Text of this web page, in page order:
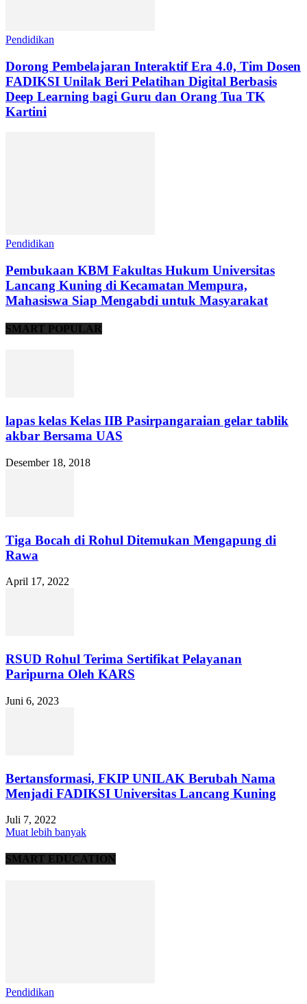
Pendidikan
Dorong Pembelajaran Interaktif Era 4.0, Tim Dosen
FADIKSI Unilak Beri Pelatihan Digital Berbasis
Deep Learning bagi Guru dan Orang Tua TK
Kartini
Pendidikan
Pembukaan KBM Fakultas Hukum Universitas
Lancang Kuning di Kecamatan Mempura,
Mahasiswa Siap Mengabdi untuk Masyarakat
SMART POPULAR
lapas kelas Kelas IIB Pasirpangaraian gelar tablik
akbar Bersama UAS
Desember 18, 2018
Tiga Bocah di Rohul Ditemukan Mengapung di
Rawa
April 17, 2022
RSUD Rohul Terima Sertifikat Pelayanan
Paripurna Oleh KARS
Juni 6, 2023
Bertansformasi, FKIP UNILAK Berubah Nama
Menjadi FADIKSI Universitas Lancang Kuning
Juli 7, 2022
Muat lebih banyak
SMART EDUCATION
Pendidikan